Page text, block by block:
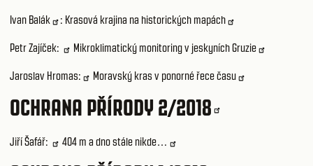
Ivan Balák : Krasová krajina na historických mapách
Petr Zajíček: Mikroklimatický monitoring v jeskyních Gruzie
Jaroslav Hromas: Moravský kras v ponorné řece času
OCHRANA PŘÍRODY 2/2018
Jiří Šafář: 404 m a dno stále nikde…